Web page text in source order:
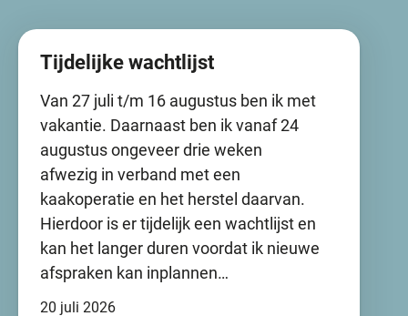
Nieuws
berichten
Tijdelijke wachtlijst
20 juli 2026
Van 27 juli t/m 16 augustus ben ik met
vakantie. Daarnaast ben ik vanaf 24
augustus ongeveer drie weken
afwezig in verband met een
kaakoperatie en het herstel daarvan.
Hierdoor is er tijdelijk een wachtlijst en
kan het langer duren voordat ik nieuwe
afspraken kan inplannen…